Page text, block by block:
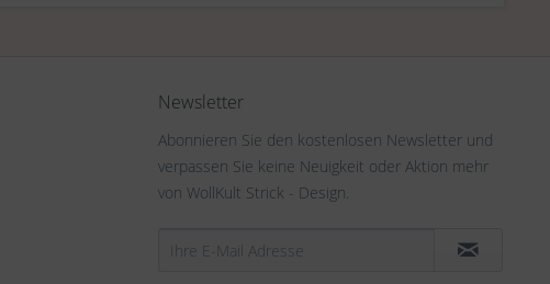
Newsletter
Abonnieren Sie den kostenlosen Newsletter und
verpassen Sie keine Neuigkeit oder Aktion mehr
von WollKult Strick - Design.